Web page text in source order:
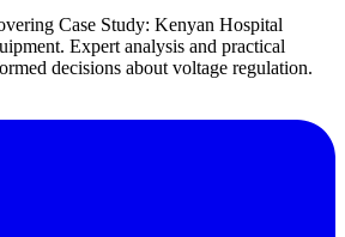
Case Study: Kenyan Hospital
Expert analysis and practical
decisions about voltage regulation.